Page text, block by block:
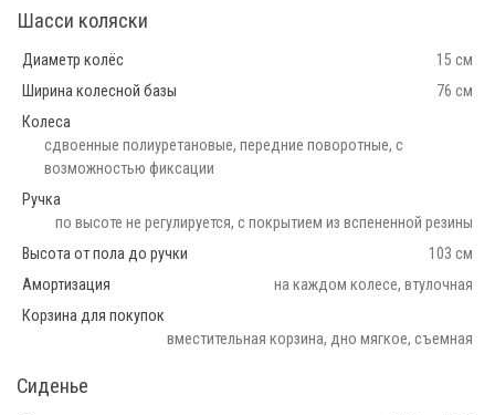
Шасси коляски
Диаметр колёс
15 см
Ширина колесной базы
76 см
Колеса
сдвоенные полиуретановые, передние поворотные, с
возможностью фиксации
Ручка
по высоте не регулируется, с покрытием из вспененной резины
Высота от пола до ручки
103 см
Амортизация
на каждом колесе, втулочная
Корзина для покупок
вместительная корзина, дно мягкое, съемная
Сиденье